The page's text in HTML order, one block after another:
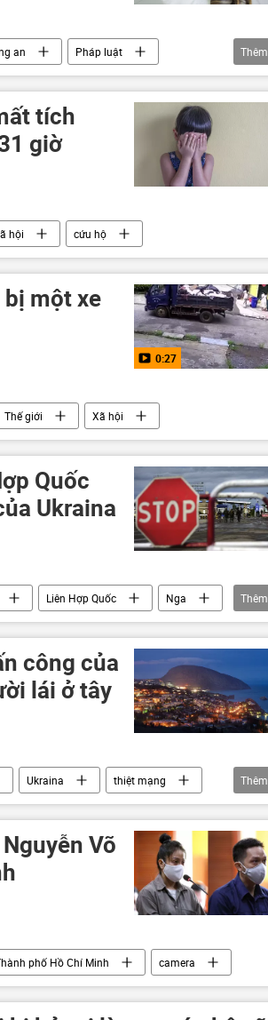
an
Pháp luật
Thêm
tích
giờ
hội cứu hộ
một xe
0:27
Thế giới Xã hội
Quốc
Ukraina
Liên Hợp Quốc
Nga
Quân sự
Thêm
công của
lái ở tây
Ukraina
thiệt mạng
khủng hoảng ở Ukraina
Thêm
Võ
phố Hồ Chí Minh camera